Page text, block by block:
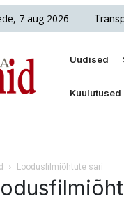
7 aug 2026
Uudised
Kuulutused
Loodusfilmiõhtute sari